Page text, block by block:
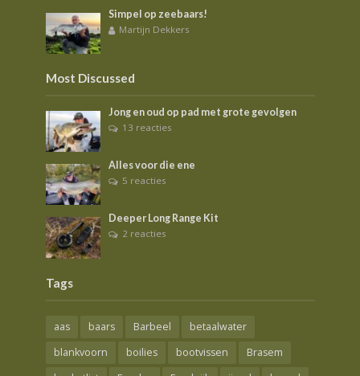
Simpel op zeebaars!
Martijn Dekkers
Most Discussed
Jong en oud op pad met grote gevolgen
13 reacties
Alles voor die ene
5 reacties
Deeper Long Range Kit
2 reacties
Tags
aas baars Barbeel
betaalwater
blankvoorn
boilies bootvissen
Brasem